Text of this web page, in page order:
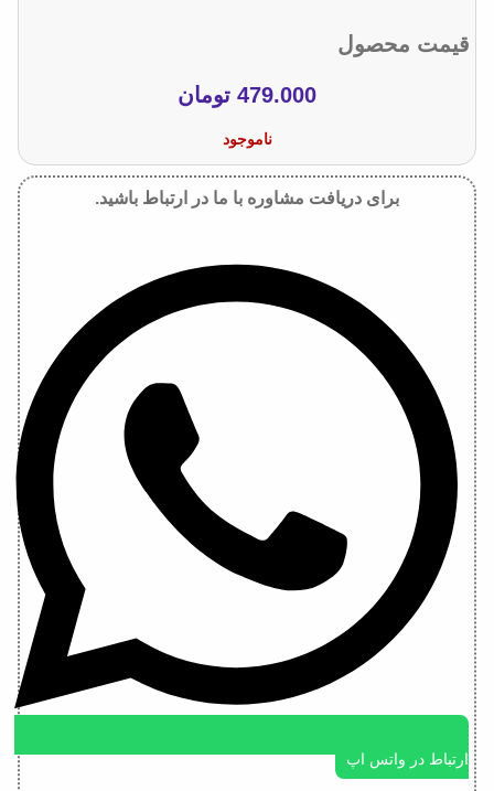
قیمت محصول
479.000 تومان
ناموجود
برای دریافت مشاوره با ما در ارتباط باشید.
ارتباط در واتس اپ